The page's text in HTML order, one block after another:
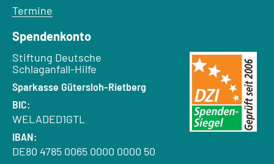
Termine
Spendenkonto
Empfänger:
Stiftung Deutsche
Schlaganfall-Hilfe
Bank:
Sparkasse Gütersloh-Rietberg
BIC:
WELADED1GTL
IBAN:
DE80 4785 0065 0000 0000 50